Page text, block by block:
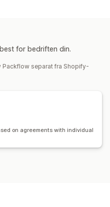
for bedriften din.
Packflow separat fra Shopify-
on agreements with individual